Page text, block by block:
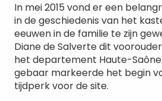
In mei 2015 vond er een
in de geschiedenis van het
eeuwen in de familie te zijn
Diane de Salverte dit
het departement Haute-
gebaar markeerde het begin
tijdperk voor de site.